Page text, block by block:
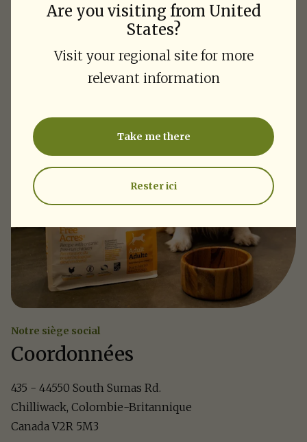
Notre siège social
Coordonnées
435 - 44550 South Sumas Rd.
Chilliwack, Colombie-Britannique
Canada V2R 5M3
Are you visiting from United
States?
Visit your regional site for more
relevant information
Take me there
Rester ici